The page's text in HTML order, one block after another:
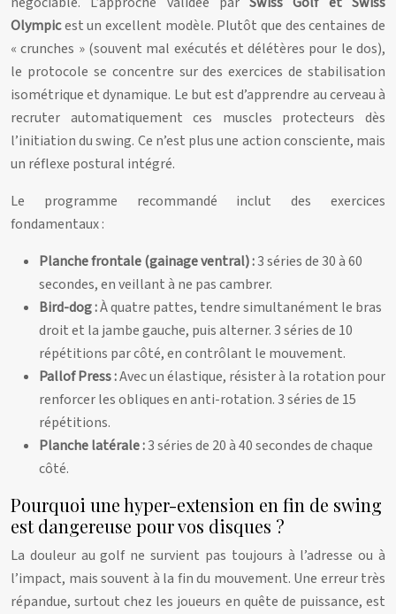
Olympicest un excellent modèle. Plutôt que des centaines de
« crunches » (souvent mal exécutés et délétères pour le dos),
le protocole se concentre sur des exercices de stabilisation
isométrique et dynamique. Le but est d’apprendre au cerveau à
recruter automatiquement ces muscles protecteurs dès
l’initiation du swing. Ce n’est plus une action consciente, mais
un réflexe postural intégré.
Le programme recommandé inclut des exercices
fondamentaux :
Planche frontale (gainage ventral) :3 séries de 30 à 60
secondes, en veillant à ne pas cambrer.
Bird-dog :À quatre pattes, tendre simultanément le bras
droit et la jambe gauche, puis alterner. 3 séries de 10
répétitions par côté, en contrôlant le mouvement.
Pallof Press :Avec un élastique, résister à la rotation pour
renforcer les obliques en anti-rotation. 3 séries de 15
répétitions.
Planche latérale :3 séries de 20 à 40 secondes de chaque
côté.
Pourquoi une hyper-extension en fin de swing
est dangereuse pour vos disques ?
La douleur au golf ne survient pas toujours à l’adresse ou à
l’impact, mais souvent à la fin du mouvement. Une erreur très
répandue, surtout chez les joueurs en quête de puissance, est